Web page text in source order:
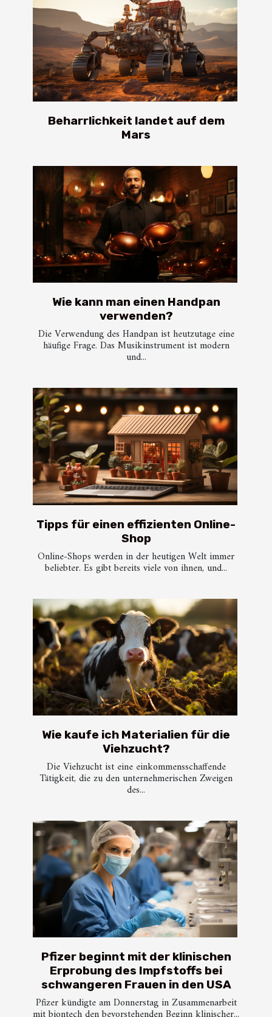
Beharrlichkeit landet auf dem
Mars
Wie kann man einen Handpan
verwenden?
Die Verwendung des Handpan ist heutzutage eine
häufige Frage. Das Musikinstrument ist modern
und...
Tipps für einen effizienten Online-
Shop
Online-Shops werden in der heutigen Welt immer
beliebter. Es gibt bereits viele von ihnen, und...
Wie kaufe ich Materialien für die
Viehzucht?
Die Viehzucht ist eine einkommensschaffende
Tätigkeit, die zu den unternehmerischen Zweigen
des...
Pfizer beginnt mit der klinischen
Erprobung des Impfstoffs bei
schwangeren Frauen in den USA
Pfizer kündigte am Donnerstag in Zusammenarbeit